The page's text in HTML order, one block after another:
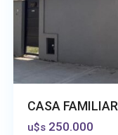
CASA
u$s250.000